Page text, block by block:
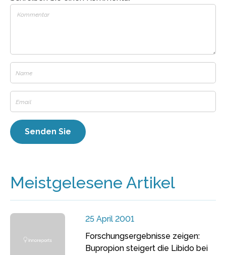
Meistgelesene Artikel
25 April 2001
Forschungsergebnisse zeigen:
Bupropion steigert die Libido bei